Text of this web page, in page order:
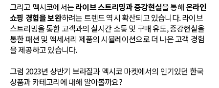
그리고 멕시코에서는라이브 스트리밍과 증강현실을 통해온라인
쇼핑 경험을 보완하려는 트렌드 역시 확산되고 있습니다. 라이브
스트리밍을 통한 고객과의 실시간 소통 및 구매 유도, 증강현실을
통한 패션 및 액세서리 제품의 시뮬레이션으로 더 나은 고객 경험
을 제공하고 있습니다.
그럼 2023년 상반기 브라질과 멕시코 마켓에서의 인기있던 한국
상품과 카테고리에 대해 알아볼까요?